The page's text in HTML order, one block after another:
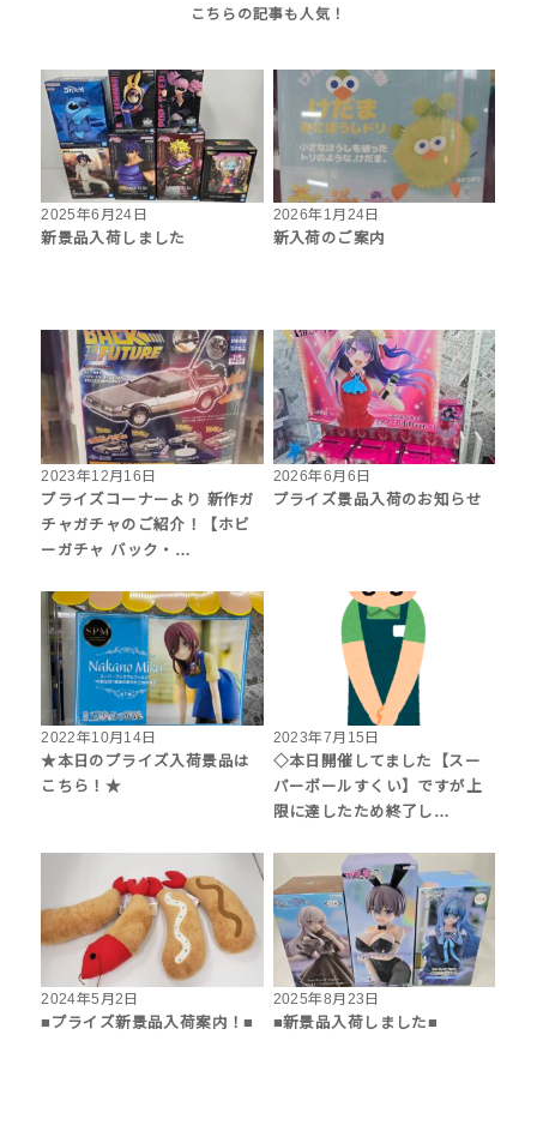
2025年6月24日
新景品入荷しました
2026年1月24日
新入荷のご案内
2023年12月16日
プライズコーナーより 新作ガ
チャガチャのご紹介！【ホビ
ーガチャ バック・…
2026年6月6日
プライズ景品入荷のお知らせ
2022年10月14日
★本日のプライズ入荷景品は
こちら！★
2023年7月15日
◇本日開催してました【スー
パーボールすくい】ですが上
限に達したため終了し…
2024年5月2日
■プライズ新景品入荷案内！■
2025年8月23日
■新景品入荷しました■